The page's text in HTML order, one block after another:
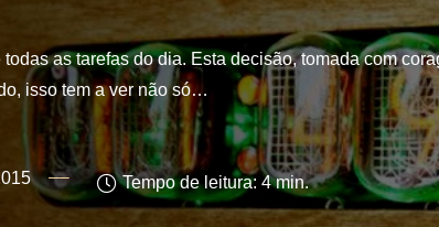
as tarefas do dia. Esta decisão, tomada com
isso tem a ver não só…
Tempo de leitura: 4 min.